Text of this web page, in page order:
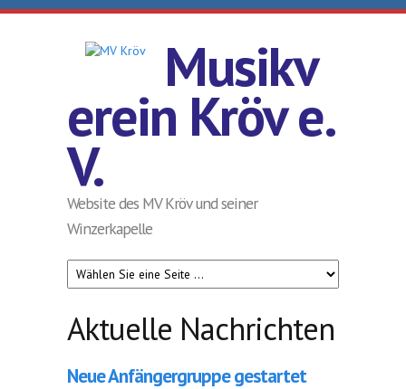
Direkt zum Inhalt
Musikv
erein Kröv e.
V.
Website des MV Kröv und seiner
Winzerkapelle
Aktuelle Nachrichten
Neue Anfängergruppe gestartet